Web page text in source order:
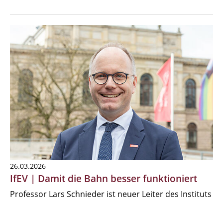
26.03.2026
IfEV | Damit die Bahn besser funktioniert
Professor Lars Schnieder ist neuer Leiter des Instituts